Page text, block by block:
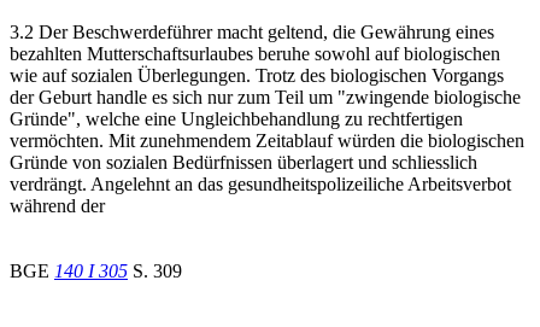
3.2 Der Beschwerdeführer macht geltend, die Gewährung eines
bezahlten Mutterschaftsurlaubes beruhe sowohl auf biologischen
wie auf sozialen Überlegungen. Trotz des biologischen Vorgangs
der Geburt handle es sich nur zum Teil um "zwingende biologische
Gründe", welche eine Ungleichbehandlung zu rechtfertigen
vermöchten. Mit zunehmendem Zeitablauf würden die biologischen
Gründe von sozialen Bedürfnissen überlagert und schliesslich
verdrängt. Angelehnt an das gesundheitspolizeiliche Arbeitsverbot
während der
BGE 140 I 305 S. 309